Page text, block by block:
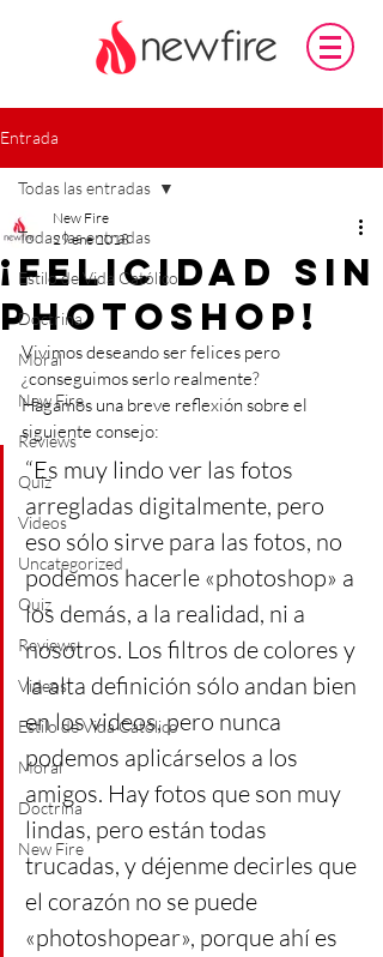
Entrada
Todas las entradas
Estilo de Vida Católico
Doctrina
Moral
New Fire
Reviews
Quiz
Videos
Uncategorized
Quiz
Reviews
Videos
Estilo de Vida Católico
Moral
Doctrina
New Fire
Todas las entradas
¡Felicidad sin
photoshop!
New Fire
29 ene 2018
Vivimos deseando ser felices pero
¿conseguimos serlo realmente?
Hagamos una breve reflexión sobre el
siguiente consejo:
“Es muy lindo ver las fotos
arregladas digitalmente, pero
eso sólo sirve para las fotos, no
podemos hacerle «photoshop» a
los demás, a la realidad, ni a
nosotros. Los filtros de colores y
la alta definición sólo andan bien
en los videos, pero nunca
podemos aplicárselos a los
amigos. Hay fotos que son muy
lindas, pero están todas
trucadas, y déjenme decirles que
el corazón no se puede
«photoshopear», porque ahí es